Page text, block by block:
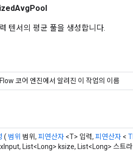
텐서의 평균 풀을 생성합니다.
코어 엔진에서 알려진 이 작업의 이름
( 범위 범위, 피연산자 <T> 입력, 피연산자 <
List<Long> ksize, List<Long> 스트라